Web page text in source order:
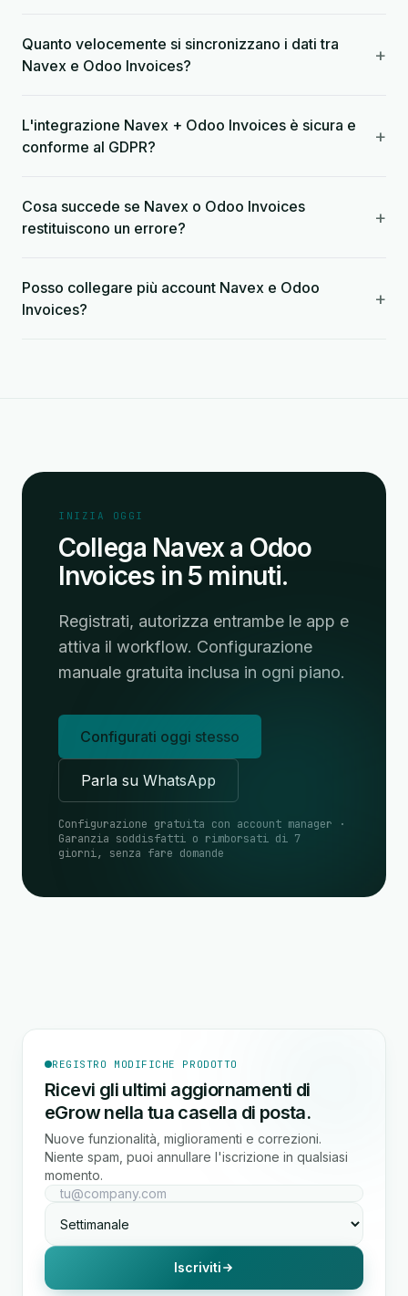
Quanto velocemente si sincronizzano i dati tra
Navex e Odoo Invoices?
+
L'integrazione Navex + Odoo Invoices è sicura e
conforme al GDPR?
+
Cosa succede se Navex o Odoo Invoices
restituiscono un errore?
+
Posso collegare più account Navex e Odoo
Invoices?
+
INIZIA OGGI
Collega Navex a Odoo
Invoices in 5 minuti.
Registrati, autorizza entrambe le app e
attiva il workflow. Configurazione
manuale gratuita inclusa in ogni piano.
Configurati oggi stesso
Parla su WhatsApp
Configurazione gratuita con account manager ·
Garanzia soddisfatti o rimborsati di 7
giorni, senza fare domande
REGISTRO MODIFICHE PRODOTTO
Ricevi gli ultimi aggiornamenti di
eGrow nella tua casella di posta.
Nuove funzionalità, miglioramenti e correzioni.
Niente spam, puoi annullare l'iscrizione in qualsiasi
momento.
Iscriviti